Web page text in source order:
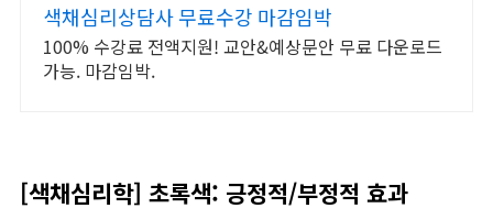
색채심리상담사 무료수강 마감임박
100% 수강료 전액지원! 교안&예상문안 무료 다운로드
가능. 마감임박.
[색채심리학] 초록색: 긍정적/부정적 효과